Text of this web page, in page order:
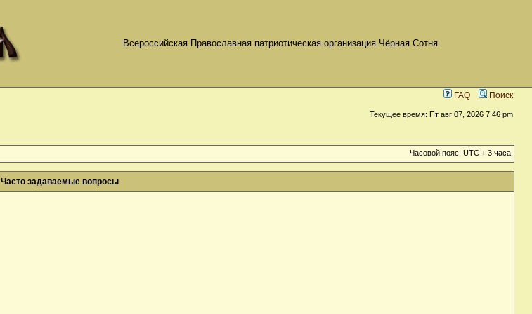
Всероссийская Православная патриотическая организация Чёрная Сотня
FAQ Поиск
Текущее время: Пт авг 07, 2026 7:46 pm
Часовой пояс: UTC + 3 часа
Часто задаваемые вопросы